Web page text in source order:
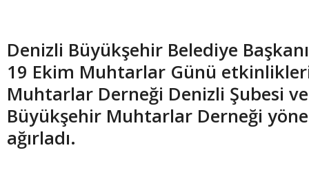
Denizli Büyükşehir Belediye
19 Ekim Muhtarlar Günü
Muhtarlar Derneği Denizli Şubesi
Büyükşehir Muhtarlar Derneği
ağırladı.